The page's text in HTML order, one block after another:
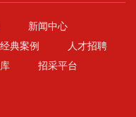
新闻中心
经典案例
人才招聘
招采平台